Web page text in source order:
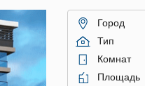
Город
Тип
Комнат
Площадь